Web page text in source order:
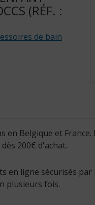
(RÉF. :
de bain
en Belgique et
200€ d'achat.
en ligne sécurisés
plusieurs fois.